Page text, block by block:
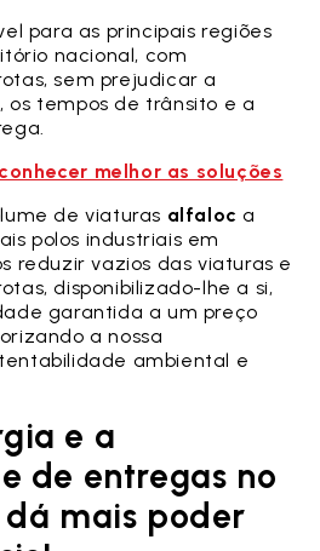
para as principais regiões
nacional, com
sem prejudicar a
os tempos de trânsito e a
melhor as soluções
de viaturas alfaloc a
polos industriais em
reduzir vazios das viaturas e
disponibilizado-lhe a si,
garantida a um preço
a nossa
ambiental e
e a
de entregas no
mais poder